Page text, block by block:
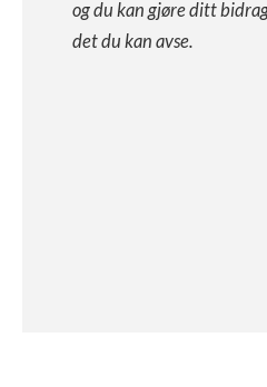
og du kan gjøre ditt
det du kan avse.